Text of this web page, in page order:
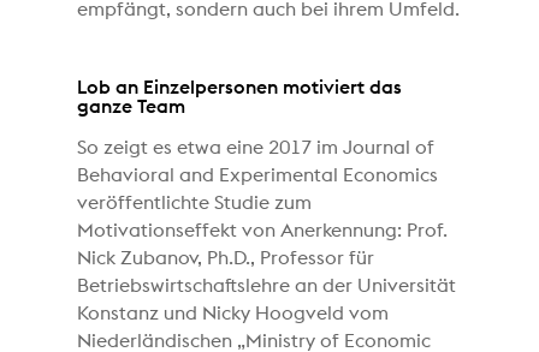
empfängt, sondern auch bei ihrem Umfeld.
Lob an Einzelpersonen motiviert das
ganze Team
So zeigt es etwa eine 2017 im Journal of
Behavioral and Experimental Economics
veröffentlichte Studie zum
Motivationseffekt von Anerkennung: Prof.
Nick Zubanov, Ph.D., Professor für
Betriebswirtschaftslehre an der Universität
Konstanz und Nicky Hoogveld vom
Niederländischen „Ministry of Economic